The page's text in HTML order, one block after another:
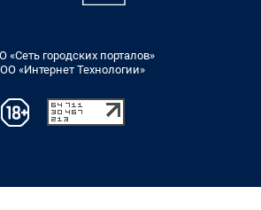
«Сеть городских порталов»
«Интернет Технологии»